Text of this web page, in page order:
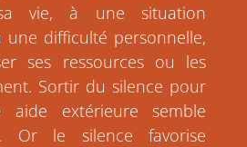
vie, à une situation
difficulté personnelle,
ses ressources ou les
Sortir du silence pour
aide extérieure semble
Or le silence favorise